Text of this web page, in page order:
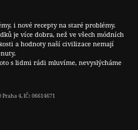
i nové recepty na staré problémy.
je více dobra, než ve všech módních
a hodnoty naší civilizace nemají
s lidmi rádi mluvíme, nevyslýcháme
4, IČ: 06614671